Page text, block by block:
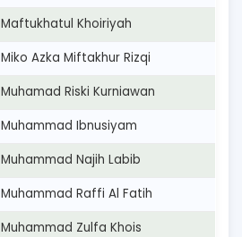
Maftukhatul Khoiriyah
Miko Azka Miftakhur Rizqi
Muhamad Riski Kurniawan
Muhammad Ibnusiyam
Muhammad Najih Labib
Muhammad Raffi Al Fatih
Muhammad Zulfa Khois